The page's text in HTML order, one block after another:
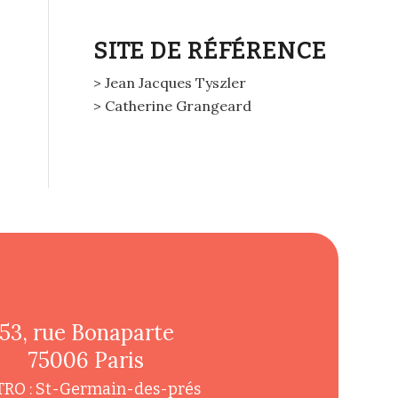
SITE DE RÉFÉRENCE
> Jean Jacques Tyszler
> Catherine Grangeard
53, rue Bonaparte
75006 Paris
: St-Germain-des-prés